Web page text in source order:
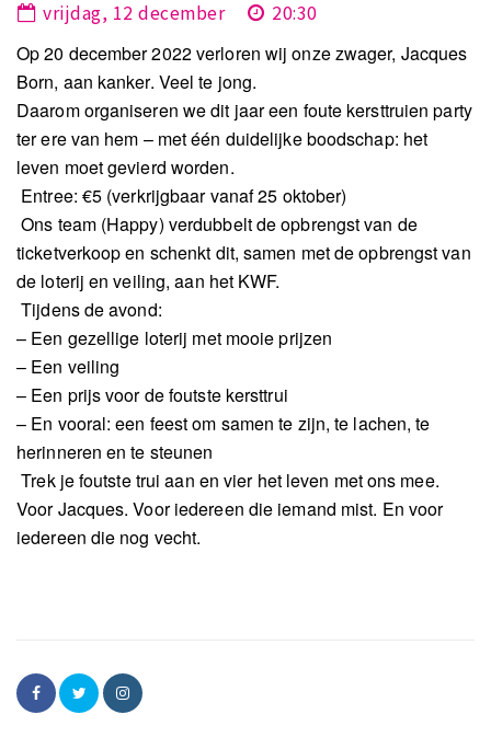
Natuurgebieden
Baroniepoorten
Inloggen
vrijdag, 12 december 20:30
Op 20 december 2022 verloren wij onze zwager, Jacques
Born, aan kanker. Veel te jong.
Daarom organiseren we dit jaar een foute kersttruien party
ter ere van hem – met één duidelijke boodschap: het
leven moet gevierd worden.
Entree: €5 (verkrijgbaar vanaf 25 oktober)
Ons team (Happy) verdubbelt de opbrengst van de
ticketverkoop en schenkt dit, samen met de opbrengst van
de loterij en veiling, aan het KWF.
Tijdens de avond:
– Een gezellige loterij met mooie prijzen
– Een veiling
– Een prijs voor de foutste kersttrui
– En vooral: een feest om samen te zijn, te lachen, te
herinneren en te steunen
️ Trek je foutste trui aan en vier het leven met ons mee.
Voor Jacques. Voor iedereen die iemand mist. En voor
iedereen die nog vecht.